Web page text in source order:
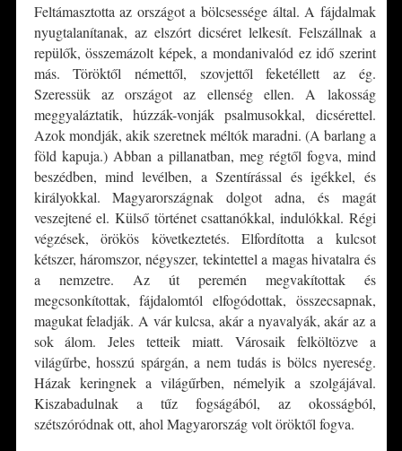
Feltámasztotta az országot a bölcsessége által. A fájdalmak
nyugtalanítanak, az elszórt dicséret lelkesít. Felszállnak a
repülők, összemázolt képek, a mondanivalód ez idő szerint
más. Töröktől némettől, szovjettől feketéllett az ég.
Szeressük az országot az ellenség ellen. A lakosság
meggyaláztatik, húzzák-vonják psalmusokkal, dicsérettel.
Azok mondják, akik szeretnek méltók maradni. (A barlang a
föld kapuja.) Abban a pillanatban, meg régtől fogva, mind
beszédben, mind levélben, a Szentírással és igékkel, és
királyokkal. Magyarországnak dolgot adna, és magát
veszejtené el. Külső történet csattanókkal, indulókkal. Régi
végzések, örökös következtetés. Elfordította a kulcsot
kétszer, háromszor, négyszer, tekintettel a magas hivatalra és
a nemzetre. Az út peremén megvakítottak és
megcsonkítottak, fájdalomtól elfogódottak, összecsapnak,
magukat feladják. A vár kulcsa, akár a nyavalyák, akár az a
sok álom. Jeles tetteik miatt. Városaik felköltözve a
világűrbe, hosszú spárgán, a nem tudás is bölcs nyereség.
Házak keringnek a világűrben, némelyik a szolgájával.
Kiszabadulnak a tűz fogságából, az okosságból,
szétszóródnak ott, ahol Magyarország volt öröktől fogva.